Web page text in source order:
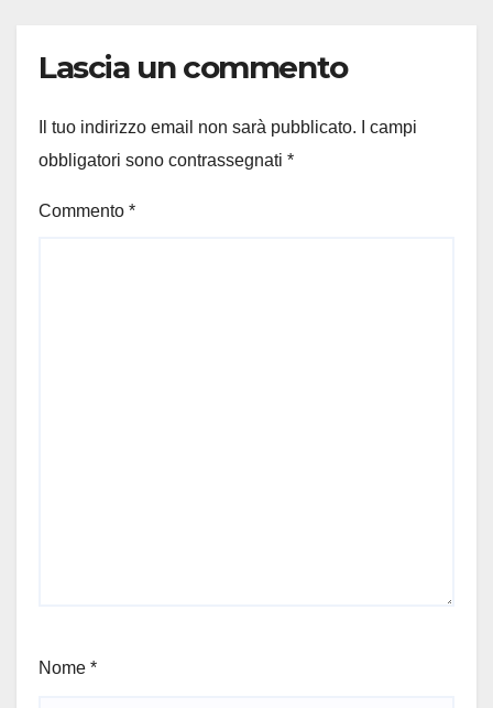
Lascia un commento
Il tuo indirizzo email non sarà pubblicato.
I campi
obbligatori sono contrassegnati *
Commento *
Nome *